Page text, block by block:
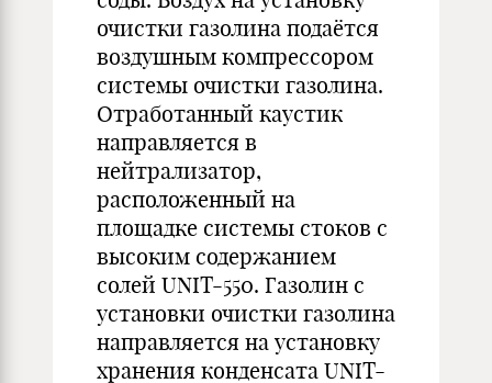
очистки газолина подаётся
воздушным компрессором
системы очистки газолина.
Отработанный каустик
направляется в
нейтрализатор,
расположенный на
площадке системы стоков с
высоким содержанием
солей UNIT-550. Газолин с
установки очистки газолина
направляется на установку
хранения конденсата UNIT-